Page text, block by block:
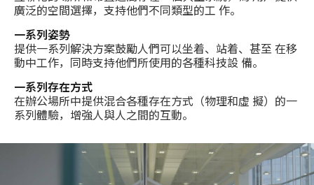
廣泛的空間選擇，支持他們不同類型的工 作。
一系列姿勢
提供一系列解決方案鼓勵人們可以坐着、站着、甚至 在移
動中工作，同時支持他們所使用的各種科技設 備。
一系列存在方式
在辦公場所中提供混合各種存在方式（物理和虛 擬）的一
系列體驗，增強人與人之間的互動。